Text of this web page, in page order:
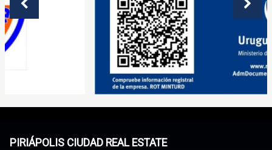
PIRIÁPOLIS CIUDAD REAL ESTATE